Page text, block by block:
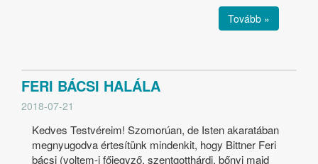
Tovább »
FERI BÁCSI HALÁLA
2018-07-21
Kedves Testvéreim! Szomorúan, de Isten akaratában
megnyugodva értesítünk mindenkit, hogy Bittner Feri
bácsi (voltem-i főjegyző, szentgotthárdi, bőnyi majd